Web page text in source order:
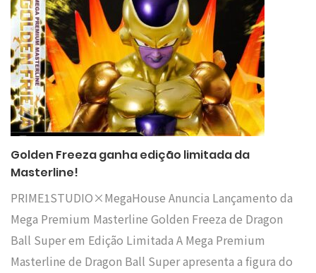
Golden Freeza ganha edição limitada da
Masterline!
PRIME1STUDIO×MegaHouse Anuncia Lançamento da
Mega Premium Masterline Golden Freeza de Dragon
Ball Super em Edição Limitada A Mega Premium
Masterline de Dragon Ball Super apresenta a figura do